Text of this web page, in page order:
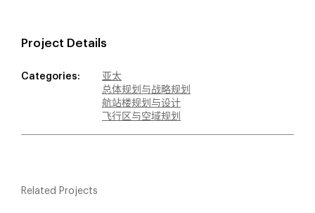
Project Details
Categories:
亚太
总体规划与战略规划
航站楼规划与设计
飞行区与空域规划
Related Projects